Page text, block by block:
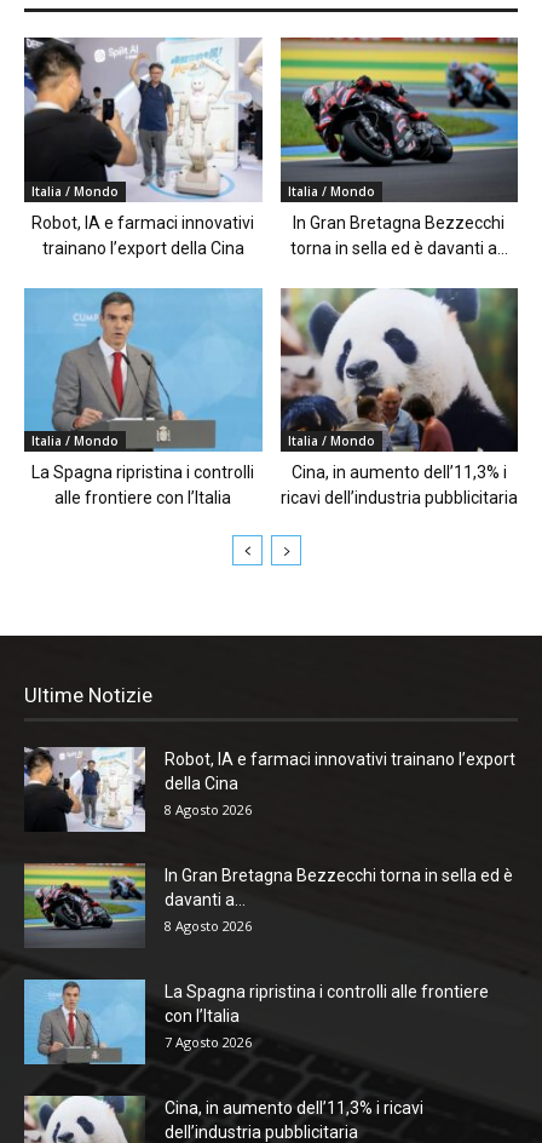
Italia / Mondo
Robot, IA e farmaci innovativi
trainano l’export della Cina
Italia / Mondo
In Gran Bretagna Bezzecchi
torna in sella ed è davanti a...
Italia / Mondo
La Spagna ripristina i controlli
alle frontiere con l’Italia
Italia / Mondo
Cina, in aumento dell’11,3% i
ricavi dell’industria pubblicitaria
Ultime Notizie
Robot, IA e farmaci innovativi trainano l’export
della Cina
8 Agosto 2026
In Gran Bretagna Bezzecchi torna in sella ed è
davanti a...
8 Agosto 2026
La Spagna ripristina i controlli alle frontiere
con l’Italia
7 Agosto 2026
Cina, in aumento dell’11,3% i ricavi
dell’industria pubblicitaria